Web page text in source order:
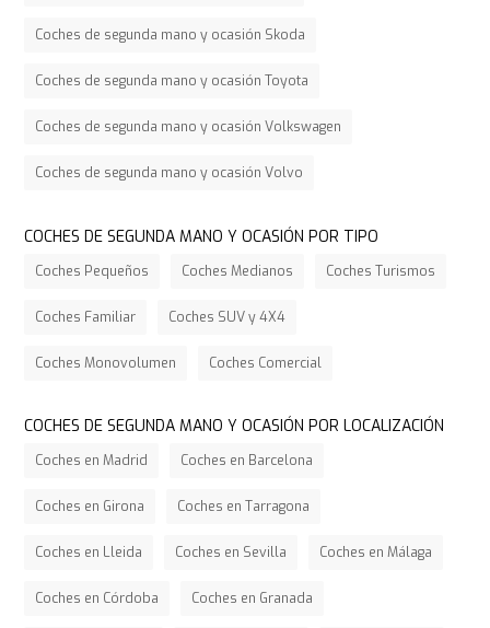
Coches de segunda mano y ocasión Skoda
Coches de segunda mano y ocasión Toyota
Coches de segunda mano y ocasión Volkswagen
Coches de segunda mano y ocasión Volvo
COCHES DE SEGUNDA MANO Y OCASIÓN POR TIPO
Coches Pequeños Coches Medianos Coches Turismos
Coches Familiar Coches SUV y 4X4
Coches Monovolumen Coches Comercial
COCHES DE SEGUNDA MANO Y OCASIÓN POR LOCALIZACIÓN
Coches en Madrid Coches en Barcelona
Coches en Girona Coches en Tarragona
Coches en Lleida Coches en Sevilla Coches en Málaga
Coches en Córdoba Coches en Granada